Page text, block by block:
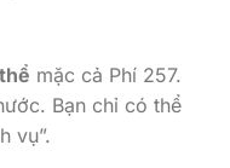
mặc cả Phí 257.
Bạn chỉ có thể
vụ”.